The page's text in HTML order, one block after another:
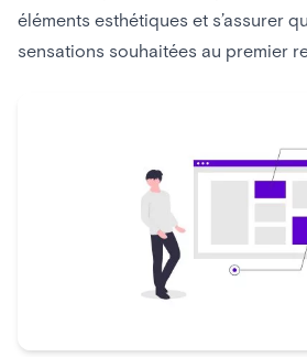
éléments esthétiques et s’assurer
sensations souhaitées au premier